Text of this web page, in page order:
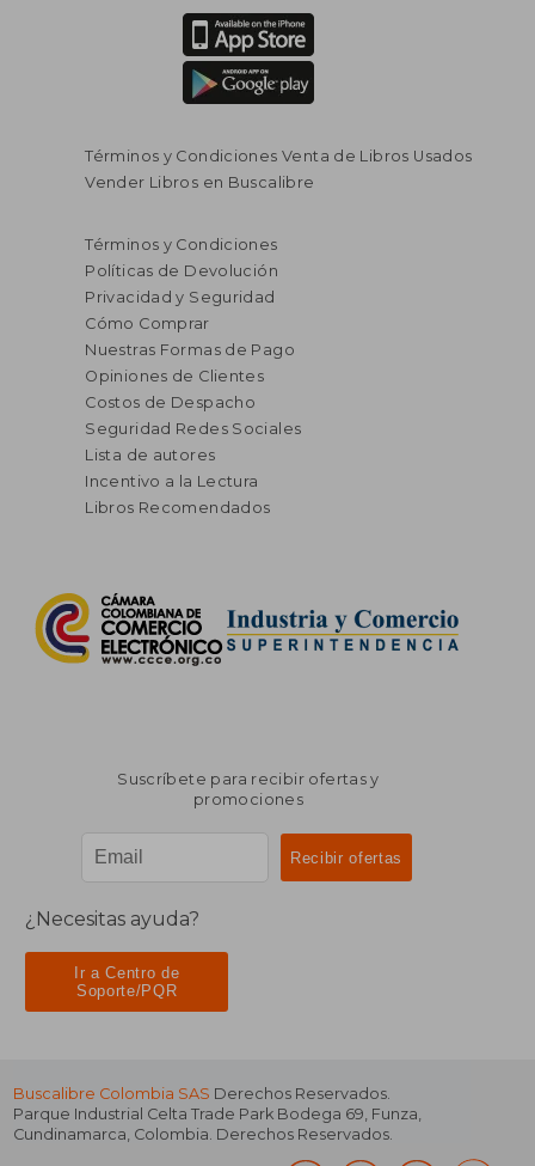
Términos y Condiciones Venta de Libros Usados
Vender Libros en Buscalibre
Términos y Condiciones
Políticas de Devolución
Privacidad y Seguridad
Cómo Comprar
Nuestras Formas de Pago
Opiniones de Clientes
Costos de Despacho
Seguridad Redes Sociales
Lista de autores
Incentivo a la Lectura
Libros Recomendados
Suscríbete para recibir ofertas y
promociones
¿Necesitas ayuda?
Ir a Centro de
Soporte/PQR
Buscalibre Colombia SAS Derechos Reservados.
Parque Industrial Celta Trade Park Bodega 69 Funza
Cundinamarca Colombia . Derechos Reservados.